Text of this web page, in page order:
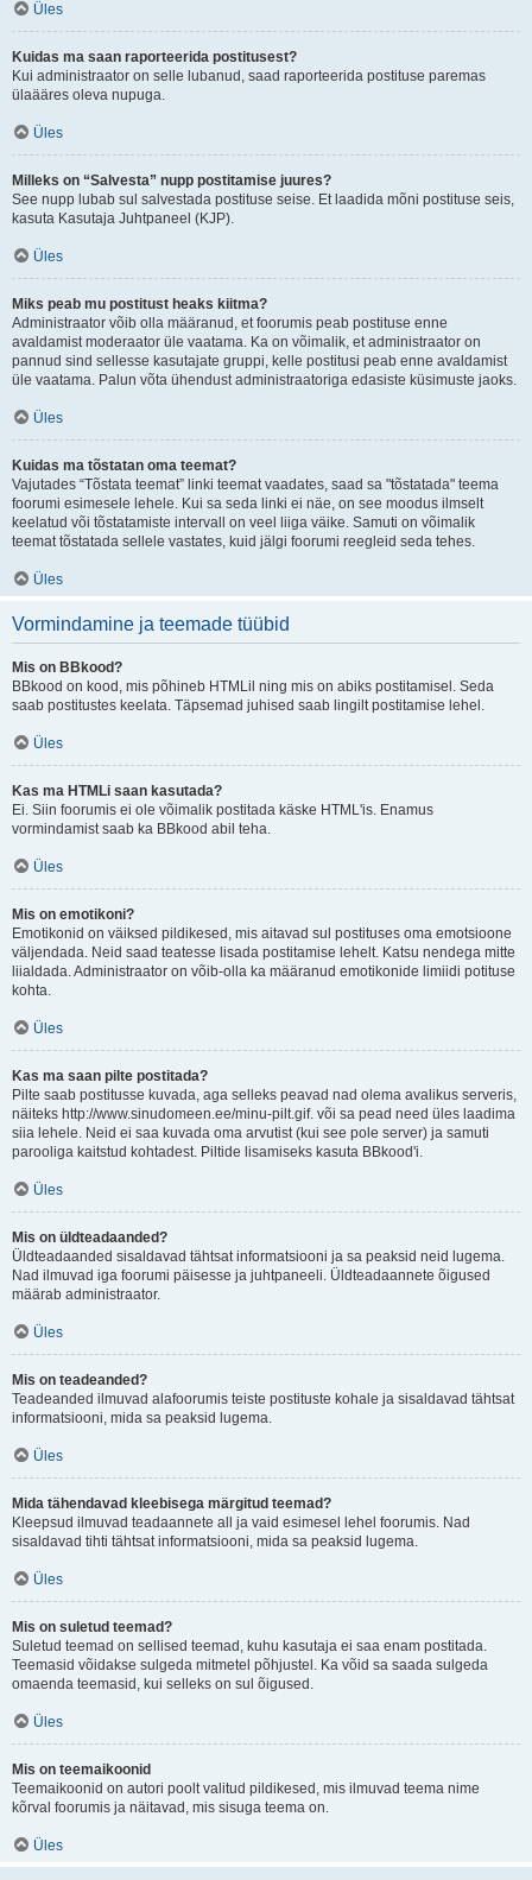
Üles
Kuidas ma saan raporteerida postitusest?
Kui administraator on selle lubanud, saad raporteerida postituse paremas
ülaääres oleva nupuga.
Üles
Milleks on “Salvesta” nupp postitamise juures?
See nupp lubab sul salvestada postituse seise. Et laadida mõni postituse seis,
kasuta Kasutaja Juhtpaneel (KJP).
Üles
Miks peab mu postitust heaks kiitma?
Administraator võib olla määranud, et foorumis peab postituse enne
avaldamist moderaator üle vaatama. Ka on võimalik, et administraator on
pannud sind sellesse kasutajate gruppi, kelle postitusi peab enne avaldamist
üle vaatama. Palun võta ühendust administraatoriga edasiste küsimuste jaoks.
Üles
Kuidas ma tõstatan oma teemat?
Vajutades “Tõstata teemat” linki teemat vaadates, saad sa "tõstatada" teema
foorumi esimesele lehele. Kui sa seda linki ei näe, on see moodus ilmselt
keelatud või tõstatamiste intervall on veel liiga väike. Samuti on võimalik
teemat tõstatada sellele vastates, kuid jälgi foorumi reegleid seda tehes.
Üles
Vormindamine ja teemade tüübid
Mis on BBkood?
BBkood on kood, mis põhineb HTMLil ning mis on abiks postitamisel. Seda
saab postitustes keelata. Täpsemad juhised saab lingilt postitamise lehel.
Üles
Kas ma HTMLi saan kasutada?
Ei. Siin foorumis ei ole võimalik postitada käske HTML'is. Enamus
vormindamist saab ka BBkood abil teha.
Üles
Mis on emotikoni?
Emotikonid on väiksed pildikesed, mis aitavad sul postituses oma emotsioone
väljendada. Neid saad teatesse lisada postitamise lehelt. Katsu nendega mitte
liialdada. Administraator on võib-olla ka määranud emotikonide limiidi potituse
kohta.
Üles
Kas ma saan pilte postitada?
Pilte saab postitusse kuvada, aga selleks peavad nad olema avalikus serveris,
näiteks http://www.sinudomeen.ee/minu-pilt.gif. või sa pead need üles laadima
siia lehele. Neid ei saa kuvada oma arvutist (kui see pole server) ja samuti
parooliga kaitstud kohtadest. Piltide lisamiseks kasuta BBkood'i.
Üles
Mis on üldteadaanded?
Üldteadaanded sisaldavad tähtsat informatsiooni ja sa peaksid neid lugema.
Nad ilmuvad iga foorumi päisesse ja juhtpaneeli. Üldteadaannete õigused
määrab administraator.
Üles
Mis on teadeanded?
Teadeanded ilmuvad alafoorumis teiste postituste kohale ja sisaldavad tähtsat
informatsiooni, mida sa peaksid lugema.
Üles
Mida tähendavad kleebisega märgitud teemad?
Kleepsud ilmuvad teadaannete all ja vaid esimesel lehel foorumis. Nad
sisaldavad tihti tähtsat informatsiooni, mida sa peaksid lugema.
Üles
Mis on suletud teemad?
Suletud teemad on sellised teemad, kuhu kasutaja ei saa enam postitada.
Teemasid võidakse sulgeda mitmetel põhjustel. Ka võid sa saada sulgeda
omaenda teemasid, kui selleks on sul õigused.
Üles
Mis on teemaikoonid
Teemaikoonid on autori poolt valitud pildikesed, mis ilmuvad teema nime
kõrval foorumis ja näitavad, mis sisuga teema on.
Üles